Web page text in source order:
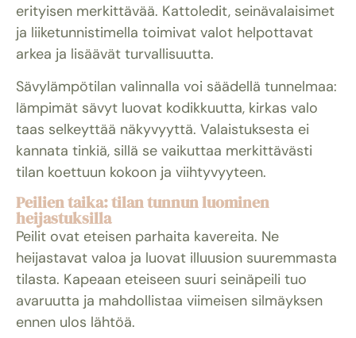
erityisen merkittävää. Kattoledit, seinävalaisimet
ja liiketunnistimella toimivat valot helpottavat
arkea ja lisäävät turvallisuutta.
Sävylämpötilan valinnalla voi säädellä tunnelmaa:
lämpimät sävyt luovat kodikkuutta, kirkas valo
taas selkeyttää näkyvyyttä. Valaistuksesta ei
kannata tinkiä, sillä se vaikuttaa merkittävästi
tilan koettuun kokoon ja viihtyvyyteen.
Peilien taika: tilan tunnun luominen
heijastuksilla
Peilit ovat eteisen parhaita kavereita. Ne
heijastavat valoa ja luovat illuusion suuremmasta
tilasta. Kapeaan eteiseen suuri seinäpeili tuo
avaruutta ja mahdollistaa viimeisen silmäyksen
ennen ulos lähtöä.